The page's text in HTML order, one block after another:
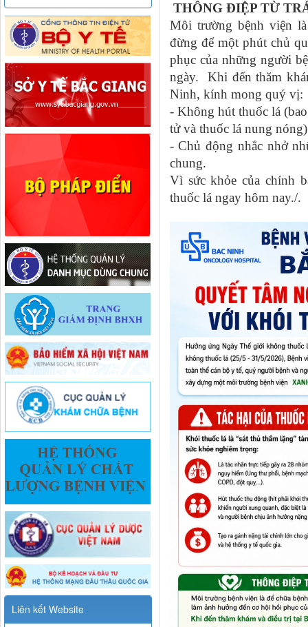
THÔNG ĐIỆP TỪ
Môi trường bệnh viện
đừng để một phút chủ
phục của những người
ngày. Khi đến thăm
Ninh, kính mong quý vị:
- Không hút thuốc lá
tử và thuốc lá nung
- Chủ động nhắc nhở
chung.
Vì sức khỏe của chính
thuốc lá ngay hôm nay./.
Liên kết Website